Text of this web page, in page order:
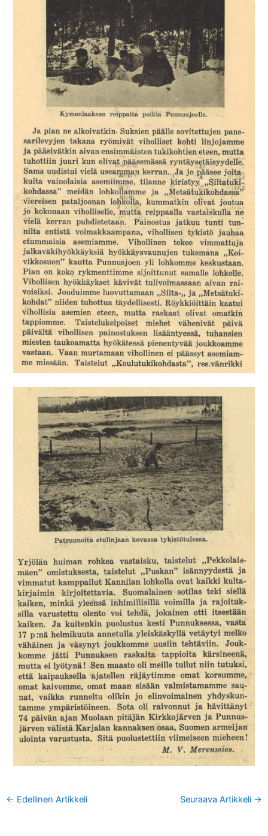
← Edellinen Artikkeli Seuraava Artikkeli →